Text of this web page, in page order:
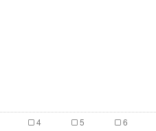
4 5 6